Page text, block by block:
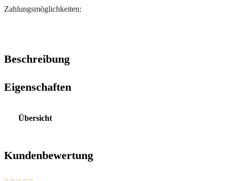
Zahlungsmöglichkeiten:
Beschreibung
Eigenschaften
Übersicht
Kundenbewertung